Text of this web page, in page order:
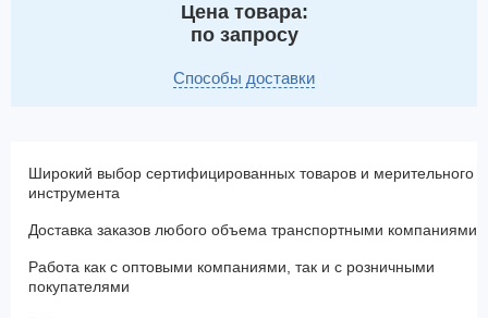
Цена товара:
по запросу
Способы доставки
Широкий выбор сертифицированных товаров и мерительного
инструмента
Доставка заказов любого объема транспортными компаниями
Работа как с оптовыми компаниями, так и с розничными
покупателями